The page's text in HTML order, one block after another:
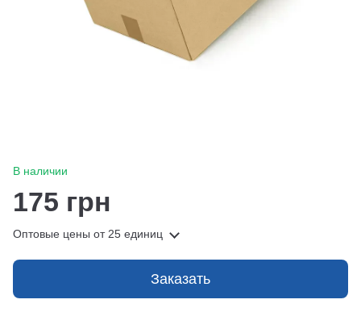
В наличии
175 грн
Оптовые цены от 25 единиц
Заказать